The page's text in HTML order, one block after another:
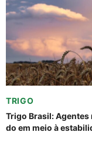
TRIGO
Trigo Brasil: Agentes
do em meio à